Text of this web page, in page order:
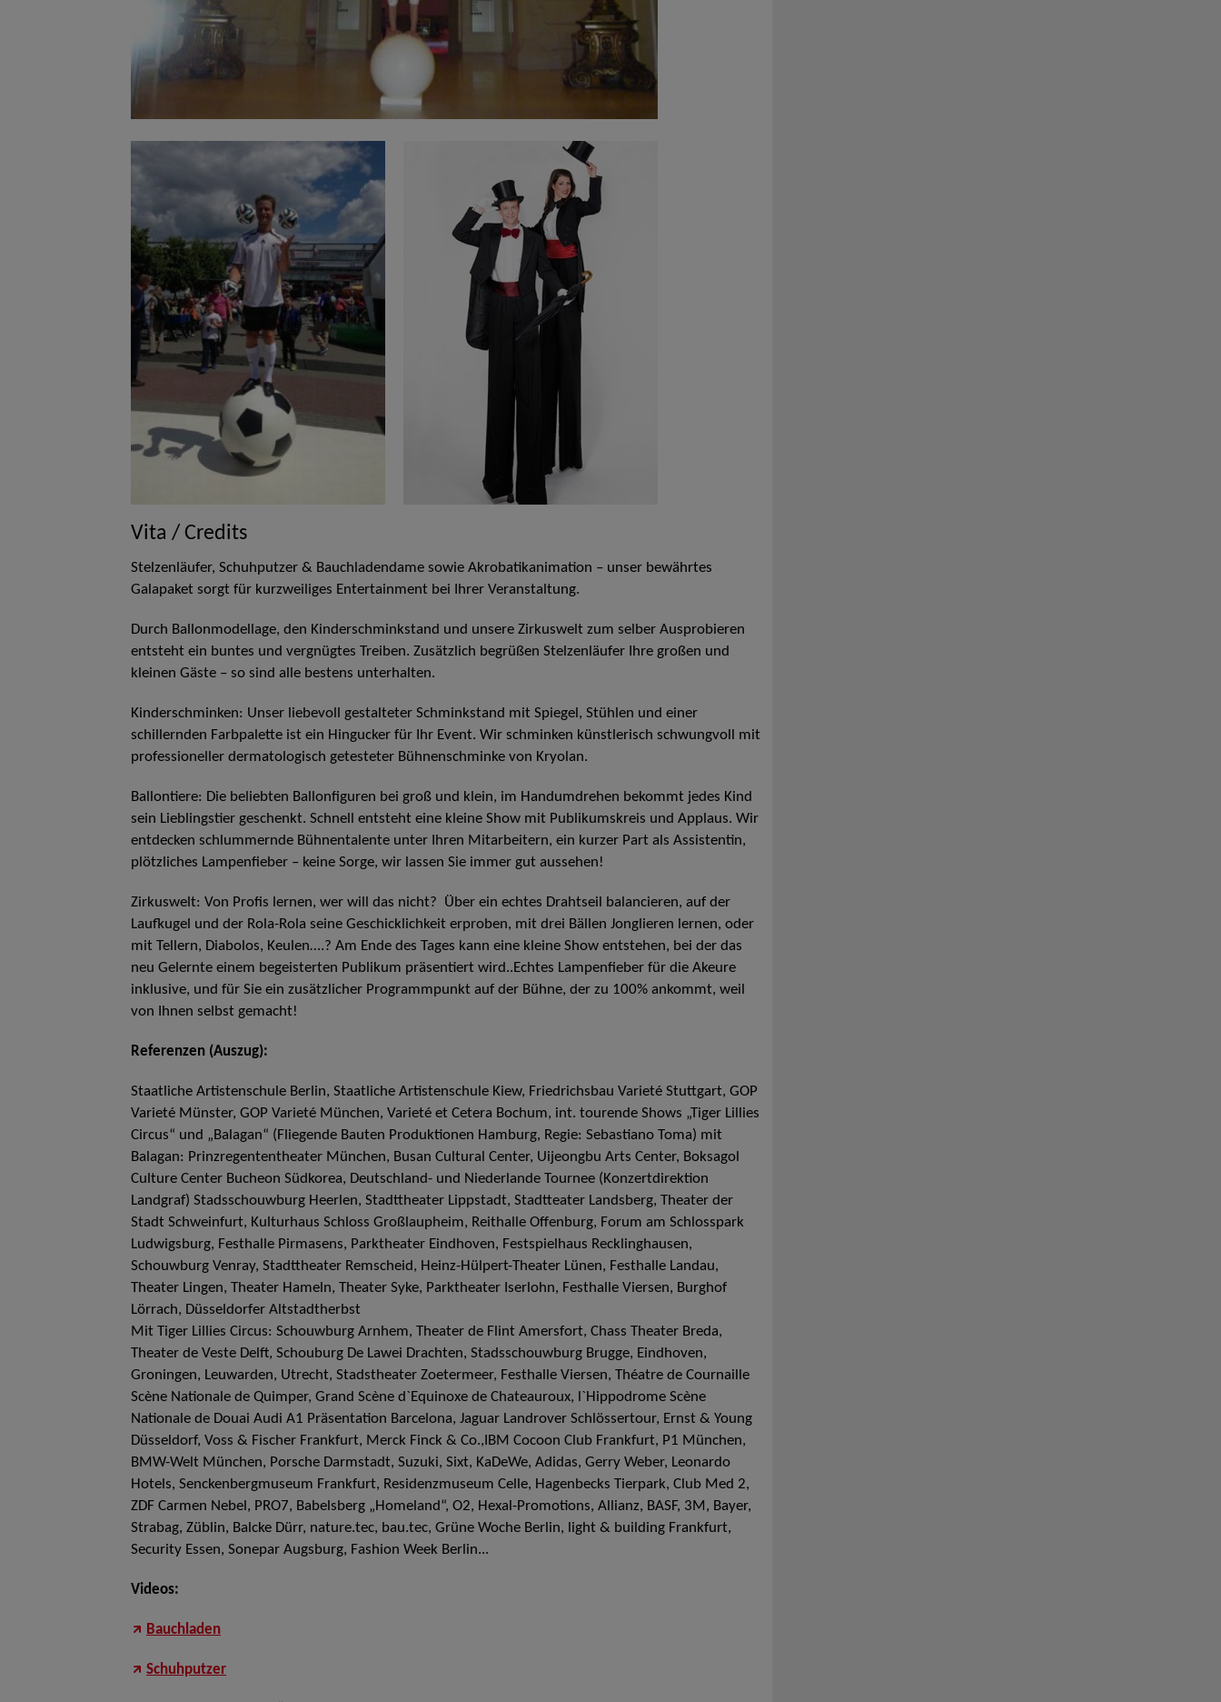
Vita / Credits
Stelzenläufer, Schuhputzer & Bauchladendame sowie Akrobatikanimation – unser bewährtes
Galapaket sorgt für kurzweiliges Entertainment bei Ihrer Veranstaltung.
Durch Ballonmodellage, den Kinderschminkstand und unsere Zirkuswelt zum selber Ausprobieren
entsteht ein buntes und vergnügtes Treiben. Zusätzlich begrüßen Stelzenläufer Ihre großen und
kleinen Gäste – so sind alle bestens unterhalten.
Kinderschminken: Unser liebevoll gestalteter Schminkstand mit Spiegel, Stühlen und einer
schillernden Farbpalette ist ein Hingucker für Ihr Event. Wir schminken künstlerisch schwungvoll mit
professioneller dermatologisch getesteter Bühnenschminke von Kryolan.
Ballontiere: Die beliebten Ballonfiguren bei groß und klein, im Handumdrehen bekommt jedes Kind
sein Lieblingstier geschenkt. Schnell entsteht eine kleine Show mit Publikumskreis und Applaus. Wir
entdecken schlummernde Bühnentalente unter Ihren Mitarbeitern, ein kurzer Part als Assistentin,
plötzliches Lampenfieber – keine Sorge, wir lassen Sie immer gut aussehen!
Zirkuswelt: Von Profis lernen, wer will das nicht? Über ein echtes Drahtseil balancieren, auf der
Laufkugel und der Rola-Rola seine Geschicklichkeit erproben, mit drei Bällen Jonglieren lernen, oder
mit Tellern, Diabolos, Keulen….? Am Ende des Tages kann eine kleine Show entstehen, bei der das
neu Gelernte einem begeisterten Publikum präsentiert wird..Echtes Lampenfieber für die Akeure
inklusive, und für Sie ein zusätzlicher Programmpunkt auf der Bühne, der zu 100% ankommt, weil
von Ihnen selbst gemacht!
Referenzen (Auszug):
Staatliche Artistenschule Berlin, Staatliche Artistenschule Kiew, Friedrichsbau Varieté Stuttgart, GOP
Varieté Münster, GOP Varieté München, Varieté et Cetera Bochum, int. tourende Shows „Tiger Lillies
Circus“ und „Balagan“ (Fliegende Bauten Produktionen Hamburg, Regie: Sebastiano Toma) mit
Balagan: Prinzregententheater München, Busan Cultural Center, Uijeongbu Arts Center, Boksagol
Culture Center Bucheon Südkorea, Deutschland- und Niederlande Tournee (Konzertdirektion
Landgraf) Stadsschouwburg Heerlen, Stadttheater Lippstadt, Stadtteater Landsberg, Theater der
Stadt Schweinfurt, Kulturhaus Schloss Großlaupheim, Reithalle Offenburg, Forum am Schlosspark
Ludwigsburg, Festhalle Pirmasens, Parktheater Eindhoven, Festspielhaus Recklinghausen,
Schouwburg Venray, Stadttheater Remscheid, Heinz-Hülpert-Theater Lünen, Festhalle Landau,
Theater Lingen, Theater Hameln, Theater Syke, Parktheater Iserlohn, Festhalle Viersen, Burghof
Lörrach, Düsseldorfer Altstadtherbst
Mit Tiger Lillies Circus: Schouwburg Arnhem, Theater de Flint Amersfort, Chass Theater Breda,
Theater de Veste Delft, Schouburg De Lawei Drachten, Stadsschouwburg Brugge, Eindhoven,
Groningen, Leuwarden, Utrecht, Stadstheater Zoetermeer, Festhalle Viersen, Théatre de Cournaille
Scène Nationale de Quimper, Grand Scène d`Equinoxe de Chateauroux, l`Hippodrome Scène
Nationale de Douai Audi A1 Präsentation Barcelona, Jaguar Landrover Schlössertour, Ernst & Young
Düsseldorf, Voss & Fischer Frankfurt, Merck Finck & Co.,IBM Cocoon Club Frankfurt, P1 München,
BMW-Welt München, Porsche Darmstadt, Suzuki, Sixt, KaDeWe, Adidas, Gerry Weber, Leonardo
Hotels, Senckenbergmuseum Frankfurt, Residenzmuseum Celle, Hagenbecks Tierpark, Club Med 2,
ZDF Carmen Nebel, PRO7, Babelsberg „Homeland“, O2, Hexal-Promotions, Allianz, BASF, 3M, Bayer,
Strabag, Züblin, Balcke Dürr, nature.tec, bau.tec, Grüne Woche Berlin, light & building Frankfurt,
Security Essen, Sonepar Augsburg, Fashion Week Berlin...
Videos:
Bauchladen
Schuhputzer